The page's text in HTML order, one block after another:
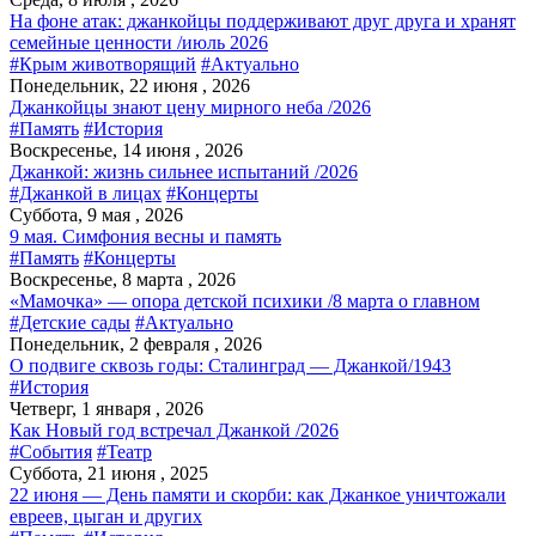
На фоне атак: джанкойцы поддерживают друг друга и хранят
семейные ценности /июль 2026
#Крым животворящий #Актуально
Понедельник, 22 июня , 2026
Джанкойцы знают цену мирного неба /2026
#Память #История
Воскресенье, 14 июня , 2026
Джанкой: жизнь сильнее испытаний /2026
#Джанкой в лицах #Концерты
Суббота, 9 мая , 2026
9 мая. Симфония весны и память
#Память #Концерты
Воскресенье, 8 марта , 2026
«Мамочка» — опора детской психики /8 марта о главном
#Детские сады #Актуально
Понедельник, 2 февраля , 2026
О подвиге сквозь годы: Сталинград — Джанкой/1943
#История
Четверг, 1 января , 2026
Как Новый год встречал Джанкой /2026
#События #Театр
Суббота, 21 июня , 2025
22 июня — День памяти и скорби: как Джанкое уничтожали
евреев, цыган и других